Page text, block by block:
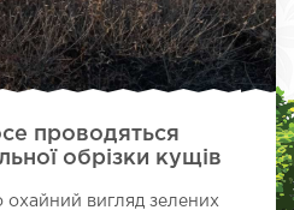
проводяться
обрізки кущів
охайний вигляд зелених